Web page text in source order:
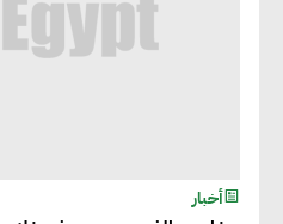
أخبار